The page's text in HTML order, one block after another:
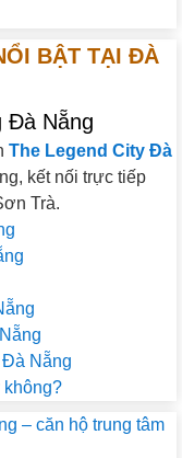
BẬT TẠI ĐÀ
Đà Nẵng
The Legend City Đà
kết nối trực tiếp
Trà.
Đà Nẵng
không?